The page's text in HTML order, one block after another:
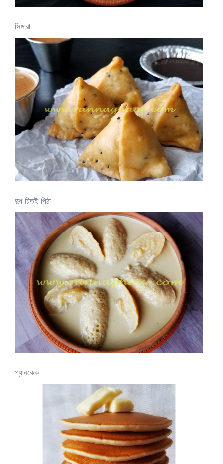
সিঙ্গারা
দুধ চিতই পিঠা
প্যানকেক